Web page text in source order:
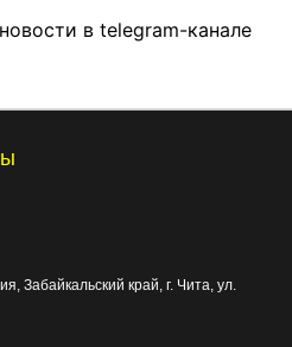
в telegram-канале
Забайкальский край, г. Чита, ул.